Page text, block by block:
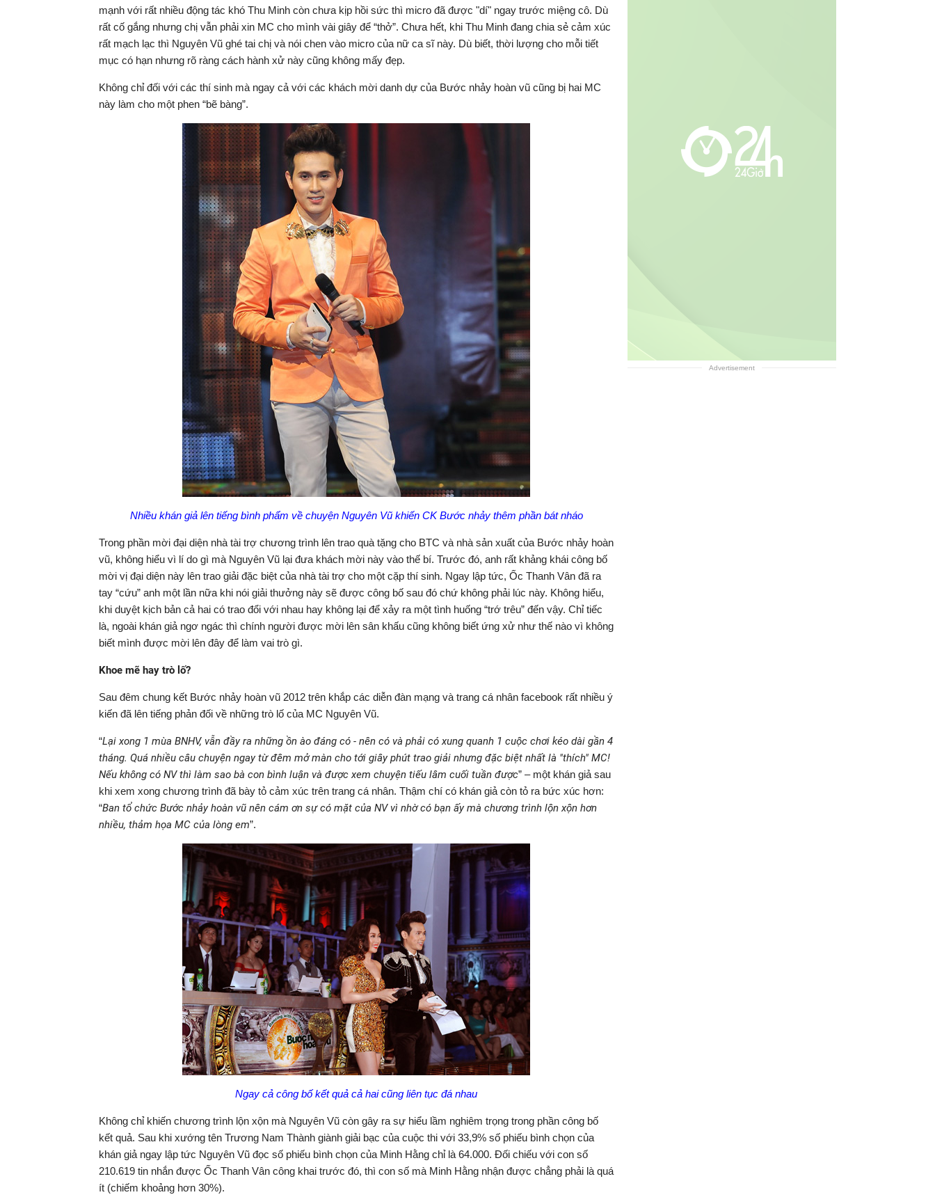
mạnh với rất nhiều động tác khó Thu Minh còn chưa kịp hồi sức thì micro đã được "dí" ngay trước miệng cô. Dù
rất cố gắng nhưng chị vẫn phải xin MC cho mình vài giây để “thở”. Chưa hết, khi Thu Minh đang chia sẻ cảm xúc
rất mạch lạc thì Nguyên Vũ ghé tai chị và nói chen vào micro của nữ ca sĩ này. Dù biết, thời lượng cho mỗi tiết
mục có hạn nhưng rõ ràng cách hành xử này cũng không mấy đẹp.
Không chỉ đối với các thí sinh mà ngay cả với các khách mời danh dự của Bước nhảy hoàn vũ cũng bị hai MC
này làm cho một phen “bẽ bàng”.
Nhiều khán giả lên tiếng bình phẩm về chuyện Nguyên Vũ khiến CK Bước nhảy thêm phần bát nháo
Trong phần mời đại diện nhà tài trợ chương trình lên trao quà tặng cho BTC và nhà sản xuất của Bước nhảy hoàn
vũ, không hiểu vì lí do gì mà Nguyên Vũ lại đưa khách mời này vào thế bí. Trước đó, anh rất khảng khái công bố
mời vị đại diện này lên trao giải đặc biệt của nhà tài trợ cho một cặp thí sinh. Ngay lập tức, Ốc Thanh Vân đã ra
tay “cứu” anh một lần nữa khi nói giải thưởng này sẽ được công bố sau đó chứ không phải lúc này. Không hiểu,
khi duyệt kịch bản cả hai có trao đổi với nhau hay không lại để xảy ra một tình huống “trớ trêu” đến vậy. Chỉ tiếc
là, ngoài khán giả ngơ ngác thì chính người được mời lên sân khấu cũng không biết ứng xử như thế nào vì không
biết mình được mời lên đây để làm vai trò gì.
Khoe mẽ hay trò lố?
Sau đêm chung kết Bước nhảy hoàn vũ 2012 trên khắp các diễn đàn mạng và trang cá nhân facebook rất nhiều ý
kiến đã lên tiếng phản đối về những trò lố của MC Nguyên Vũ.
“Lại xong 1 mùa BNHV, vẫn đầy ra những ồn ào đáng có - nên có và phải có xung quanh 1 cuộc chơi kéo dài gần 4
tháng. Quá nhiều câu chuyện ngay từ đêm mở màn cho tới giây phút trao giải nhưng đặc biệt nhất là "thích" MC!
Nếu không có NV thì làm sao bà con bình luận và được xem chuyện tiếu lâm cuối tuần được” – một khán giả sau
khi xem xong chương trình đã bày tỏ cảm xúc trên trang cá nhân. Thậm chí có khán giả còn tỏ ra bức xúc hơn:
“Ban tổ chức Bước nhảy hoàn vũ nên cám ơn sự có mặt của NV vì nhờ có bạn ấy mà chương trình lộn xộn hơn
nhiều, thảm họa MC của lòng em”.
Ngay cả công bố kết quả cả hai cũng liên tục đá nhau
Không chỉ khiến chương trình lộn xộn mà Nguyên Vũ còn gây ra sự hiểu lầm nghiêm trọng trong phần công bố
kết quả. Sau khi xướng tên Trương Nam Thành giành giải bạc của cuộc thi với 33,9% số phiếu bình chọn của
khán giả ngay lập tức Nguyên Vũ đọc số phiếu bình chọn của Minh Hằng chỉ là 64.000. Đối chiếu với con số
210.619 tin nhắn được Ốc Thanh Vân công khai trước đó, thì con số mà Minh Hằng nhận được chẳng phải là quá
ít (chiếm khoảng hơn 30%).
Advertisement